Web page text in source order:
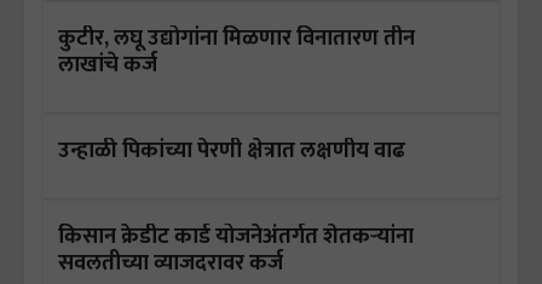
कुटीर, लघू उद्योगांना मिळणार विनातारण तीन
लाखांचे कर्ज
उन्हाळी पिकांच्या पेरणी क्षेत्रात लक्षणीय वाढ
किसान क्रेडीट कार्ड योजनेअंतर्गत शेतकऱ्यांना
सवलतीच्या व्याजदरावर कर्ज